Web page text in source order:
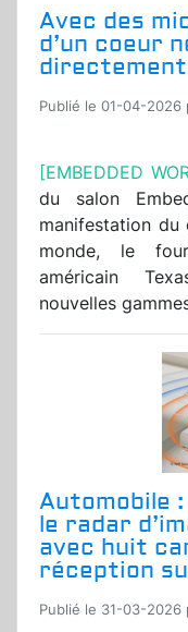
Avec des
d’un coeur
directement
Publié le 01-04-2026
[EMBEDDED
du salon
manifestation du
monde, le
américain
nouvelles
Automobile
le radar
avec huit
réception
Publié le 31-03-2026